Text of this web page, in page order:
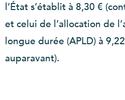
l’État s’établit à 8,30 €
et celui de l’allocation de
longue durée (APLD) à
auparavant).